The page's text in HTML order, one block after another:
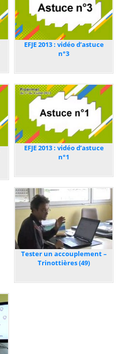
EFJE 2013 : vidéo d’astuce
n°3
EFJE 2013 : vidéo d’astuce
n°1
Tester un accouplement –
Trinottières (49)